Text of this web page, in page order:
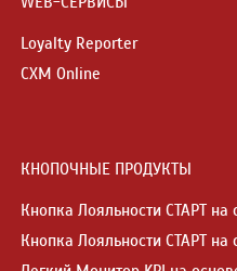
Loyalty Reporter
CXM Online
КНОПОЧНЫЕ ПРОДУКТЫ
Кнопка Лояльности СТАРТ на
Кнопка Лояльности СТАРТ на